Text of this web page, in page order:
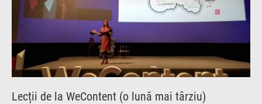
Lecții de la WeContent (o lună mai târziu)